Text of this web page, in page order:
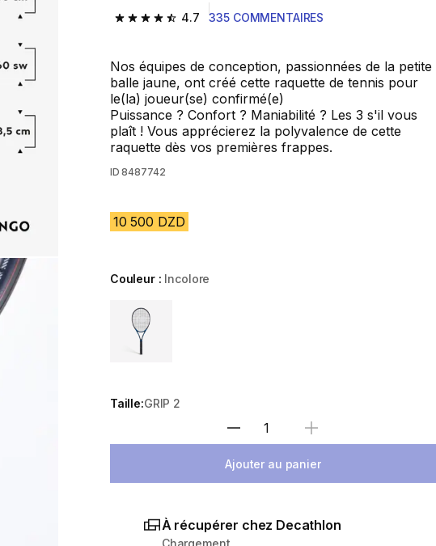
4.7
4.7 out of 5 stars from 335 reviews
335 COMMENTAIRES
Nos équipes de conception, passionnées de la petite
balle jaune, ont créé cette raquette de tennis pour
le(la) joueur(se) confirmé(e)
Puissance ? Confort ? Maniabilité ? Les 3 s'il vous
plaît ! Vous apprécierez la polyvalence de cette
raquette dès vos premières frappes.
ID 8487742
10 500 DZD
Couleur : Incolore
Choose a variant
Taille:GRIP 2
Sélectionnez la quantité
Ajouter au panier
À récupérer chez Decathlon